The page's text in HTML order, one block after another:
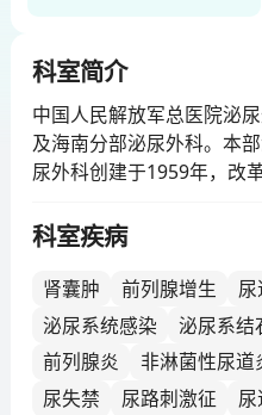
科室简介
中国人民解放军总医院泌
及海南分部泌尿外科。本
尿外科创建于1959年，改
学中心（解放军总医院本
五医学中心（原解放军第
（原海军总医院），第七
第八医学中心（原解放军
经过60多年的奋力拼搏，
领先、国际一流的泌尿外
科室疾病
肾囊肿 前列腺增生
泌尿系统感染
泌尿系结
前列腺炎
非淋菌性尿道
尿失禁
尿路刺激征 尿